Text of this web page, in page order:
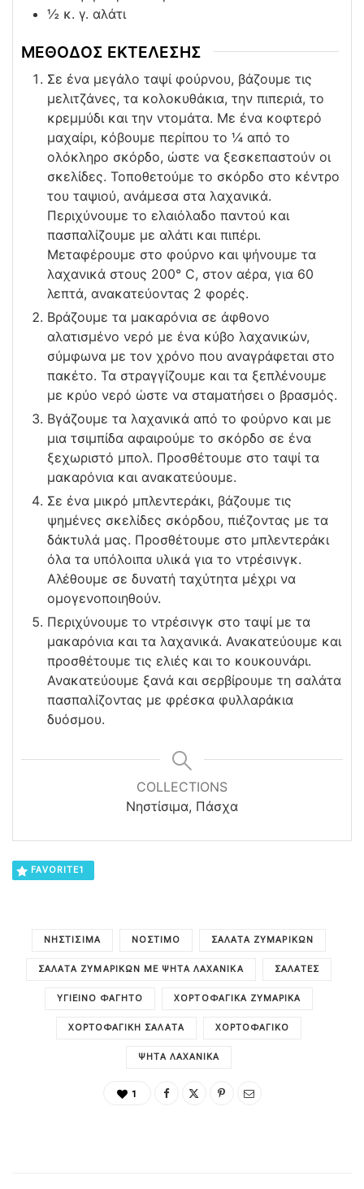
½ κ. γ. αλάτι
ΜΕΘΟΔΟΣ ΕΚΤΕΛΕΣΗΣ
Σε ένα μεγάλο ταψί φούρνου, βάζουμε τις
μελιτζάνες, τα κολοκυθάκια, την πιπεριά, το
κρεμμύδι και την ντομάτα. Με ένα κοφτερό
μαχαίρι, κόβουμε περίπου το ¼ από το
ολόκληρο σκόρδο, ώστε να ξεσκεπαστούν οι
σκελίδες. Τοποθετούμε το σκόρδο στο κέντρο
του ταψιού, ανάμεσα στα λαχανικά.
Περιχύνουμε το ελαιόλαδο παντού και
πασπαλίζουμε με αλάτι και πιπέρι.
Μεταφέρουμε στο φούρνο και ψήνουμε τα
λαχανικά στους 200° C, στον αέρα, για 60
λεπτά, ανακατεύοντας 2 φορές.
Βράζουμε τα μακαρόνια σε άφθονο
αλατισμένο νερό με ένα κύβο λαχανικών,
σύμφωνα με τον χρόνο που αναγράφεται στο
πακέτο. Τα στραγγίζουμε και τα ξεπλένουμε
με κρύο νερό ώστε να σταματήσει ο βρασμός.
Βγάζουμε τα λαχανικά από το φούρνο και με
μια τσιμπίδα αφαιρούμε το σκόρδο σε ένα
ξεχωριστό μπολ. Προσθέτουμε στο ταψί τα
μακαρόνια και ανακατεύουμε.
Σε ένα μικρό μπλεντεράκι, βάζουμε τις
ψημένες σκελίδες σκόρδου, πιέζοντας με τα
δάκτυλά μας. Προσθέτουμε στο μπλεντεράκι
όλα τα υπόλοιπα υλικά για το ντρέσινγκ.
Αλέθουμε σε δυνατή ταχύτητα μέχρι να
ομογενοποιηθούν.
Περιχύνουμε το ντρέσινγκ στο ταψί με τα
μακαρόνια και τα λαχανικά. Ανακατεύουμε και
προσθέτουμε τις ελιές και το κουκουνάρι.
Ανακατεύουμε ξανά και σερβίρουμε τη σαλάτα
πασπαλίζοντας με φρέσκα φυλλαράκια
δυόσμου.
COLLECTIONS
Νηστίσιμα, Πάσχα
FAVORITE1
ΝΗΣΤΊΣΙΜΑ ΝΌΣΤΙΜΟ ΣΑΛΆΤΑ ΖΥΜΑΡΙΚΏΝ
ΣΑΛΆΤΑ ΖΥΜΑΡΙΚΏΝ ΜΕ ΨΗΤΆ ΛΑΧΑΝΙΚΆ ΣΑΛΆΤΕΣ
ΥΓΙΕΙΝΌ ΦΑΓΗΤΌ ΧΟΡΤΟΦΑΓΙΚΆ ΖΥΜΑΡΙΚΆ
ΧΟΡΤΟΦΑΓΙΚΉ ΣΑΛΆΤΑ ΧΟΡΤΟΦΑΓΙΚΌ
ΨΗΤΆ ΛΑΧΑΝΙΚΆ
1